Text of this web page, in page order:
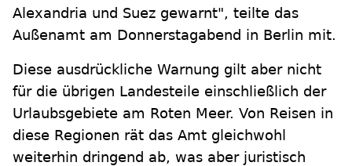
Alexandria und Suez gewarnt", teilte das
Außenamt am Donnerstagabend in Berlin mit.
Diese ausdrückliche Warnung gilt aber nicht
für die übrigen Landesteile einschließlich der
Urlaubsgebiete am Roten Meer. Von Reisen in
diese Regionen rät das Amt gleichwohl
weiterhin dringend ab, was aber juristisch